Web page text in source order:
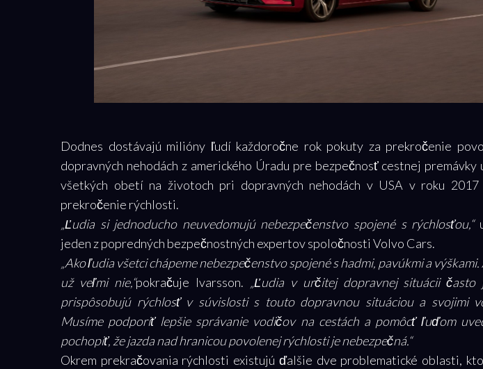
Dodnes dostávajú milióny ľudí každoročne rok pokuty za prekročenie
dopravných nehodách z amerického Úradu pre bezpečnosť cestnej premávky
všetkých obetí na životoch pri dopravných nehodách v USA v roku
prekročenie rýchlosti.
„Ľudia si jednoducho neuvedomujú nebezpečenstvo spojené s rýchlosťou,“
jeden z popredných bezpečnostných expertov spoločnosti Volvo Cars.
„Ako ľudia všetci chápeme nebezpečenstvo spojené s hadmi, pavúkmi a
už veľmi nie,“pokračuje Ivarsson. „Ľudia v určitej dopravnej situácii
prispôsobujú rýchlosť v súvislosti s touto dopravnou situáciou a svojimi
Musíme podporiť lepšie správanie vodičov na cestách a pomôcť ľuďom
pochopiť, že jazda nad hranicou povolenej rýchlosti je nebezpečná.“
Okrem prekračovania rýchlosti existujú ďalšie dve problematické oblasti,